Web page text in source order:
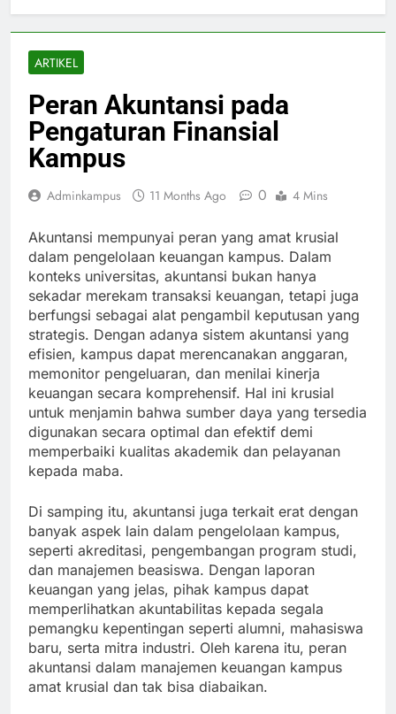
ARTIKEL
Peran Akuntansi pada
Pengaturan Finansial
Kampus
Adminkampus 11 Months Ago 0 4 Mins
Akuntansi mempunyai peran yang amat krusial
dalam pengelolaan keuangan kampus. Dalam
konteks universitas, akuntansi bukan hanya
sekadar merekam transaksi keuangan, tetapi juga
berfungsi sebagai alat pengambil keputusan yang
strategis. Dengan adanya sistem akuntansi yang
efisien, kampus dapat merencanakan anggaran,
memonitor pengeluaran, dan menilai kinerja
keuangan secara komprehensif. Hal ini krusial
untuk menjamin bahwa sumber daya yang tersedia
digunakan secara optimal dan efektif demi
memperbaiki kualitas akademik dan pelayanan
kepada maba.
Di samping itu, akuntansi juga terkait erat dengan
banyak aspek lain dalam pengelolaan kampus,
seperti akreditasi, pengembangan program studi,
dan manajemen beasiswa. Dengan laporan
keuangan yang jelas, pihak kampus dapat
memperlihatkan akuntabilitas kepada segala
pemangku kepentingan seperti alumni, mahasiswa
baru, serta mitra industri. Oleh karena itu, peran
akuntansi dalam manajemen keuangan kampus
amat krusial dan tak bisa diabaikan.